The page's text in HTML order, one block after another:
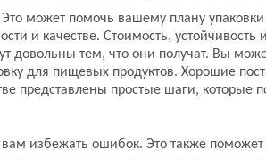
может помочь вашему плану
и качестве. Стоимость,
довольны тем, что они получат. Вы
для пищевых продуктов. Хорошие
представлены простые шаги, которые
избежать ошибок. Это также